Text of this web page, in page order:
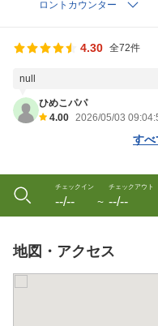
ロントカウンター
4.30 全72件
null
ひめこパパ
4.00 2026/05/03
すべ
チェックイン
--/-- 〜
チェックアウト
--/--
地図・アクセス